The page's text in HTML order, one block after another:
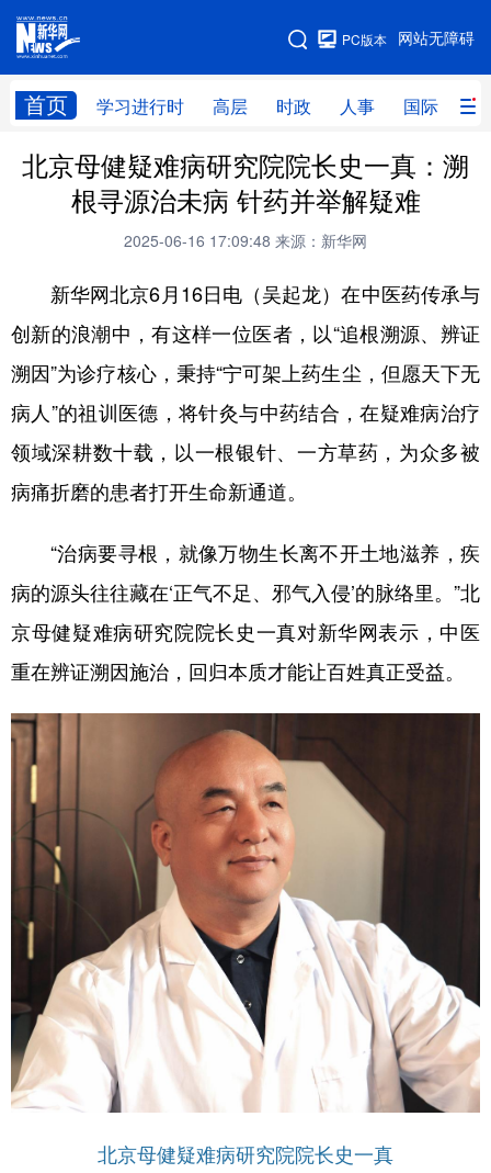
网站无障碍
PC版本
首页 学习进行时 高层 时政 人事 国际 财
网站地图
学习进行时 高层 时政 人事
国际 财经 网评 港澳
科技 科创 量子 体育
文化 健康 军事
法律 中央文件 汽车
食品 人居 信息化
彩票 娱乐 时尚 悦读
公益 一带一路 亚太网 上市公司
文化产业
地方频道
北京
吉林 上海
安徽 福建 江西
山东 河南 湖北 湖南
广东 广西 重庆
四川 云南 西藏
北京母健疑难病研究院院长史一真：溯
根寻源治未病 针药并举解疑难
2025-06-16 17:09:48 来源：新华网
新华网北京6月16日电（吴起龙）在中医药传承与
创新的浪潮中，有这样一位医者，以“追根溯源、辨证
溯因”为诊疗核心，秉持“宁可架上药生尘，但愿天下无
病人”的祖训医德，将针灸与中药结合，在疑难病治疗
领域深耕数十载，以一根银针、一方草药，为众多被
病痛折磨的患者打开生命新通道。
“治病要寻根，就像万物生长离不开土地滋养，疾
病的源头往往藏在‘正气不足、邪气入侵’的脉络里。”北
京母健疑难病研究院院长史一真对新华网表示，中医
重在辨证溯因施治，回归本质才能让百姓真正受益。
北京母健疑难病研究院院长史一真